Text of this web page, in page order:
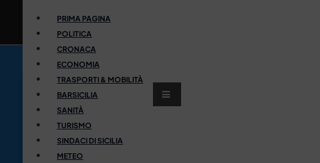
PRIMA PAGINA
POLITICA
CRONACA
ECONOMIA
TRASPORTI & MOBILITÀ
BARSICILIA
SANITÀ
TURISMO
SINDACI DI SICILIA
METEO